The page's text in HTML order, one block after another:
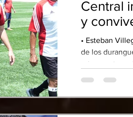
económica y
Central
y
Ernesto
• Esteban
de los
primera etapa
bases para el
aseguró el